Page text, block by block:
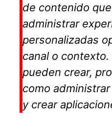
de contenido
administrar
personalizadas
canal o
pueden crear,
como
y crear